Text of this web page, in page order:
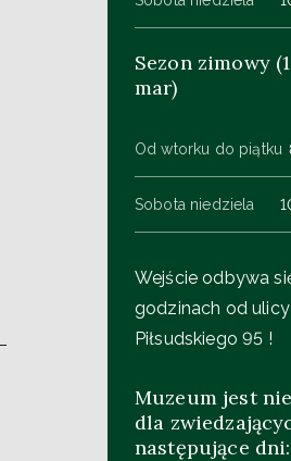
Sezon zimowy
mar)
Od wtorku do piątku
Sobota niedziela
Wejście odbywa
godzinach od ulicy
Piłsudskiego 95 !
Muzeum jest
dla
następujące dni: